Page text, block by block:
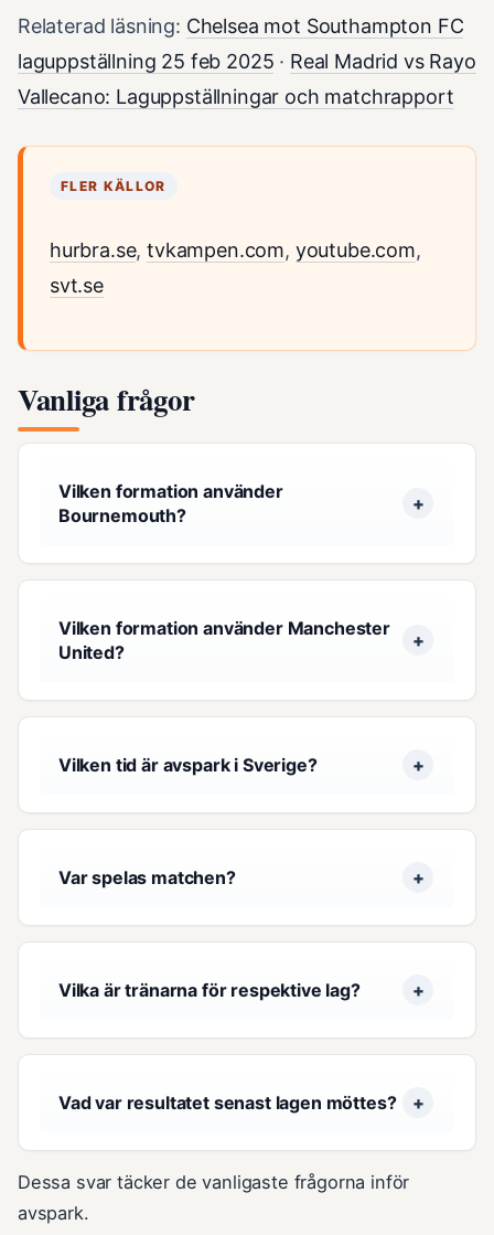
Relaterad läsning: Chelsea mot Southampton FC
laguppställning 25 feb 2025 · Real Madrid vs Rayo
Vallecano: Laguppställningar och matchrapport
FLER KÄLLOR
hurbra.se,tvkampen.com, youtube.com,
svt.se
Vanliga frågor
Vilken formation använder
Bournemouth?
Vilken formation använder Manchester
United?
Vilken tid är avspark i Sverige?
Var spelas matchen?
Vilka är tränarna för respektive lag?
Vad var resultatet senast lagen möttes?
Dessa svar täcker de vanligaste frågorna inför
avspark.